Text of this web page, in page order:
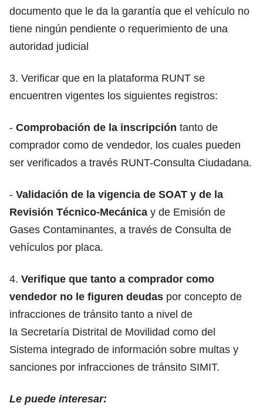
documento que le da la garantía que el vehículo no
tiene ningún pendiente o requerimiento de una
autoridad judicial
3. Verificar que en la plataforma RUNT se
encuentren vigentes los siguientes registros:
- Comprobación de la inscripción tanto de
comprador como de vendedor, los cuales pueden
ser verificados a través RUNT-Consulta Ciudadana.
- Validación de la vigencia de SOAT y de la
Revisión Técnico-Mecánica y de Emisión de
Gases Contaminantes, a través de Consulta de
vehículos por placa.
4. Verifique que tanto a comprador como
vendedor no le figuren deudas por concepto de
infracciones de tránsito tanto a nivel de
la Secretaría Distrital de Movilidad como del
Sistema integrado de información sobre multas y
sanciones por infracciones de tránsito SIMIT.
Le puede interesar: